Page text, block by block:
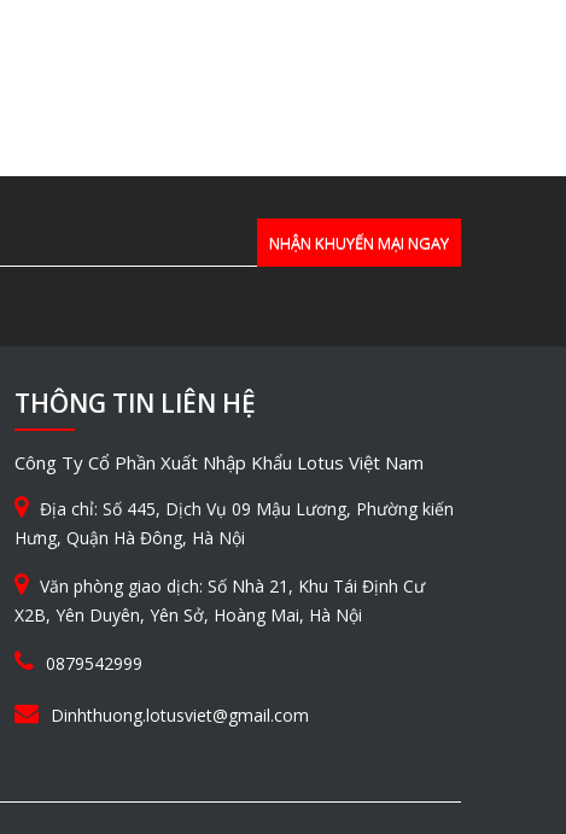
THÔNG TIN LIÊN HỆ
Công Ty Cổ Phần Xuất Nhập Khẩu Lotus Việt Nam
Địa chỉ: Số 445, Dịch Vụ 09 Mậu Lương, Phường kiến
Hưng, Quận Hà Đông, Hà Nội
Văn phòng giao dịch: Số Nhà 21, Khu Tái Định Cư
X2B, Yên Duyên, Yên Sở, Hoàng Mai, Hà Nội
0879542999
Dinhthuong.lotusviet@gmail.com